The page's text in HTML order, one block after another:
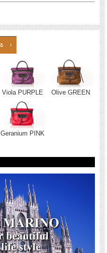
Viola PURPLE Olive GREEN
Geranium PINK